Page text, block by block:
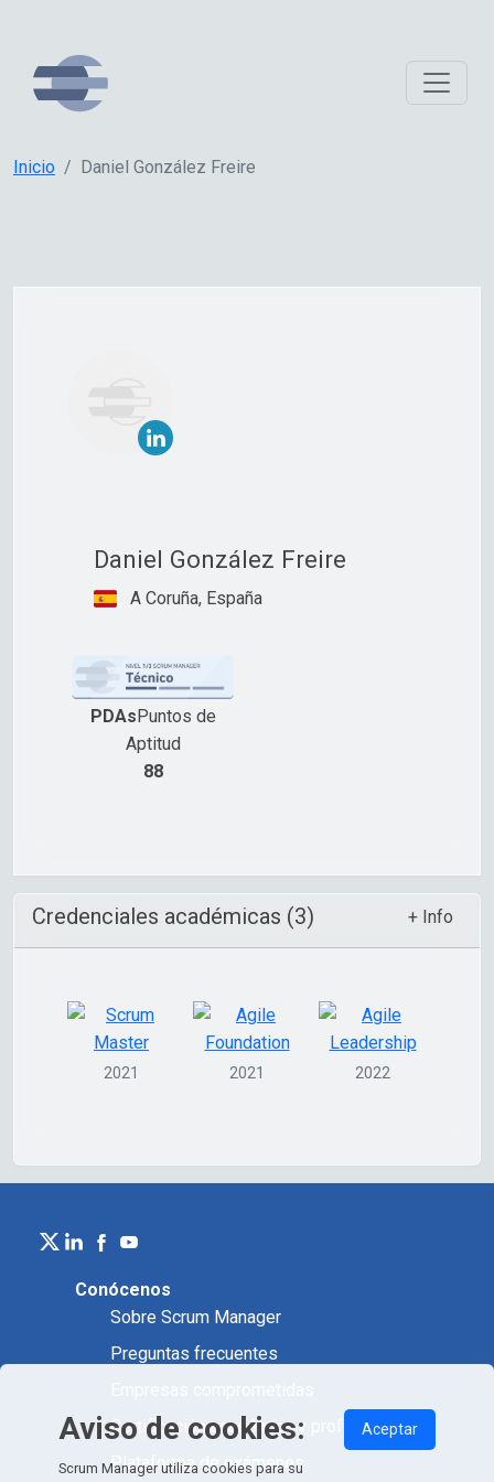
Inicio Daniel González Freire
Daniel González Freire
A Coruña, España
PDAsPuntos de
Aptitud
88
Credenciales académicas (3) + Info
2021 2021 2022
Conócenos
Sobre Scrum Manager
Preguntas frecuentes
Certificación académica y profesional
Plataforma de exámenes
Aviso de cookies:
Scrum Manager utiliza cookies para su
Aceptar